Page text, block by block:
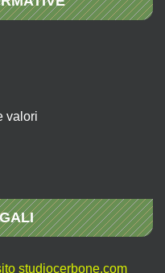
valori
studiocerbone.com